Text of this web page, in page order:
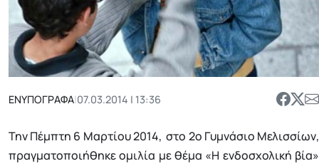
ΕΝΥΠΟΓΡΑΦΑ|07.03.2014 | 13:36
Την Πέμπτη 6 Μαρτίου 2014, στο 2ο Γυμνάσιο Μελισσίων,
πραγματοποιήθηκε ομιλία με θέμα «Η ενδοσχολική βία»